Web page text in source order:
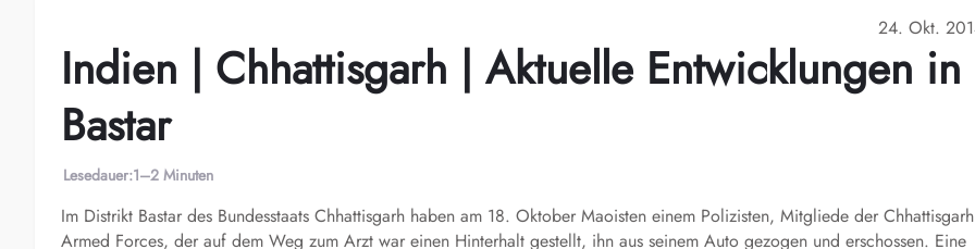
24. Okt.
Indien | Chhattisgarh | Aktuelle Entwicklungen in
Bastar
Lesedauer:1–2 Minuten
Im Distrikt Bastar des Bundesstaats Chhattisgarh haben am 18. Oktober Maoisten einem Polizisten, Mitgliede der Chhattisgarh
Armed Forces, der auf dem Weg zum Arzt war einen Hinterhalt gestellt, ihn aus seinem Auto gezogen und erschossen. Eine